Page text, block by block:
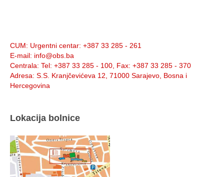
CUM: Urgentni centar: +387 33 285 - 261
E-mail: info@obs.ba
Centrala: Tel: +387 33 285 - 100, Fax: +387 33 285 - 370
Adresa: S.S. Kranjčevićeva 12, 71000 Sarajevo, Bosna i
Hercegovina
Lokacija bolnice